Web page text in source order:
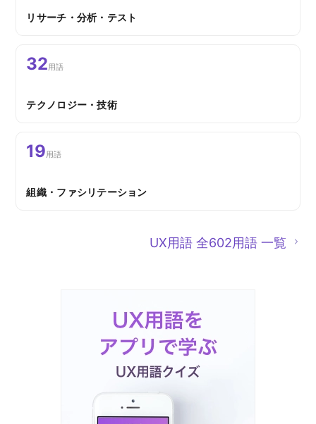
リサーチ・分析・テスト
32用語
テクノロジー・技術
19用語
組織・ファシリテーション
UX用語 全602用語 一覧